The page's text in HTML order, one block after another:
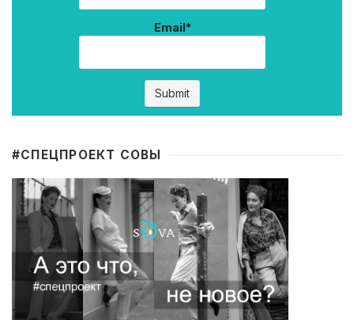
Email*
#CПЕЦПРОЕКТ СОВЫ